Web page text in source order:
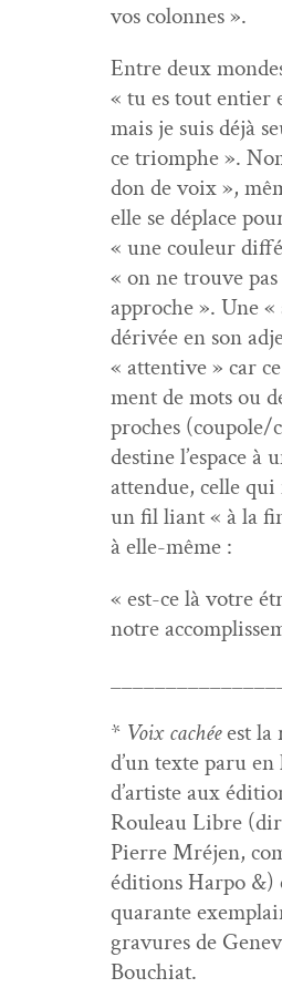
vos colonnes ».
Entre deux
« tu es tout entier
mais je suis déjà
ce tri­om­phe ».
don de voix »,
elle se déplace
« une couleur
« on ne trou­ve
approche ». Une
dérivée en son
« atten­tive » car
ment de mots ou
proches (coupole/
des­tine l’espace à
atten­due, celle qui
un fil liant « à la
à elle-même :
« est-ce là votre
notre
* Voix cachéeest la
d’un texte paru
d’artiste aux
Rouleau Libre
Pierre Mré­jen,
édi­tions Har­po &)
quar­ante
gravures de
Bouchiat.